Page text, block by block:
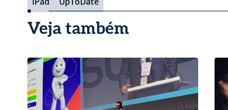
Veja também